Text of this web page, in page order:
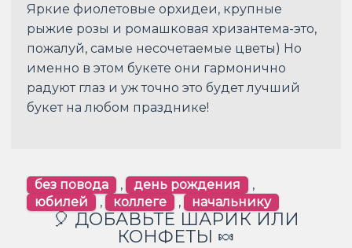
Яркие фиолетовые орхидеи, крупные
рыжие розы и ромашковая хризантема-это,
пожалуй, самые несочетаемые цветы) Но
именно в этом букете они гармонично
радуют глаз и уж точно это будет лучший
букет на любом празднике!
без повода , день рождения
,
юбилей
, коллеге , начальнику
🎈 ДОБАВЬТЕ ШАРИК ИЛИ
КОНФЕТЫ 🍬